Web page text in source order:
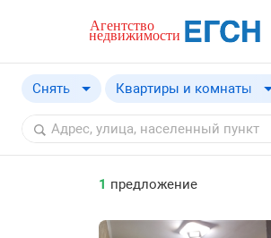
Снять
Купить
Снять
Квартиры и комнаты
1 предложение